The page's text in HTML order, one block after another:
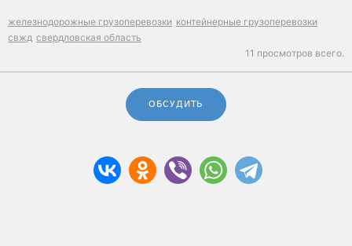
железнодорожные грузоперевозки контейнерные грузоперевозки
свжд свердловская область
11 просмотров всего.
ОБСУДИТЬ